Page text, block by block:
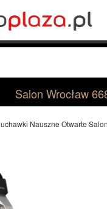
Salon Wrocław
Nauszne Otwarte